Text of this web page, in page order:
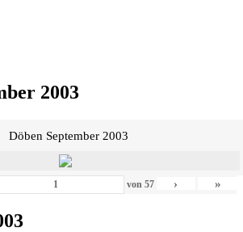
2003
Döben September 2003
von 57 › »